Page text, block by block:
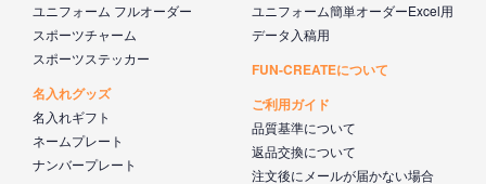
ユニフォーム フルオーダー
スポーツチャーム
スポーツステッカー
名入れグッズ
名入れギフト
ネームプレート
ナンバープレート
ユニフォーム簡単オーダーExcel用
データ入稿用
FUN-CREATEについて
ご利用ガイド
品質基準について
返品交換について
注文後にメールが届かない場合